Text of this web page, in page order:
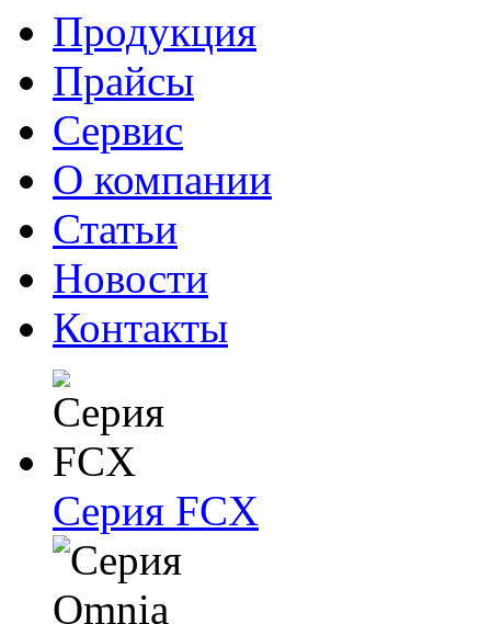
Продукция
Прайсы
Сервис
О компании
Статьи
Новости
Контакты
Серия FCX